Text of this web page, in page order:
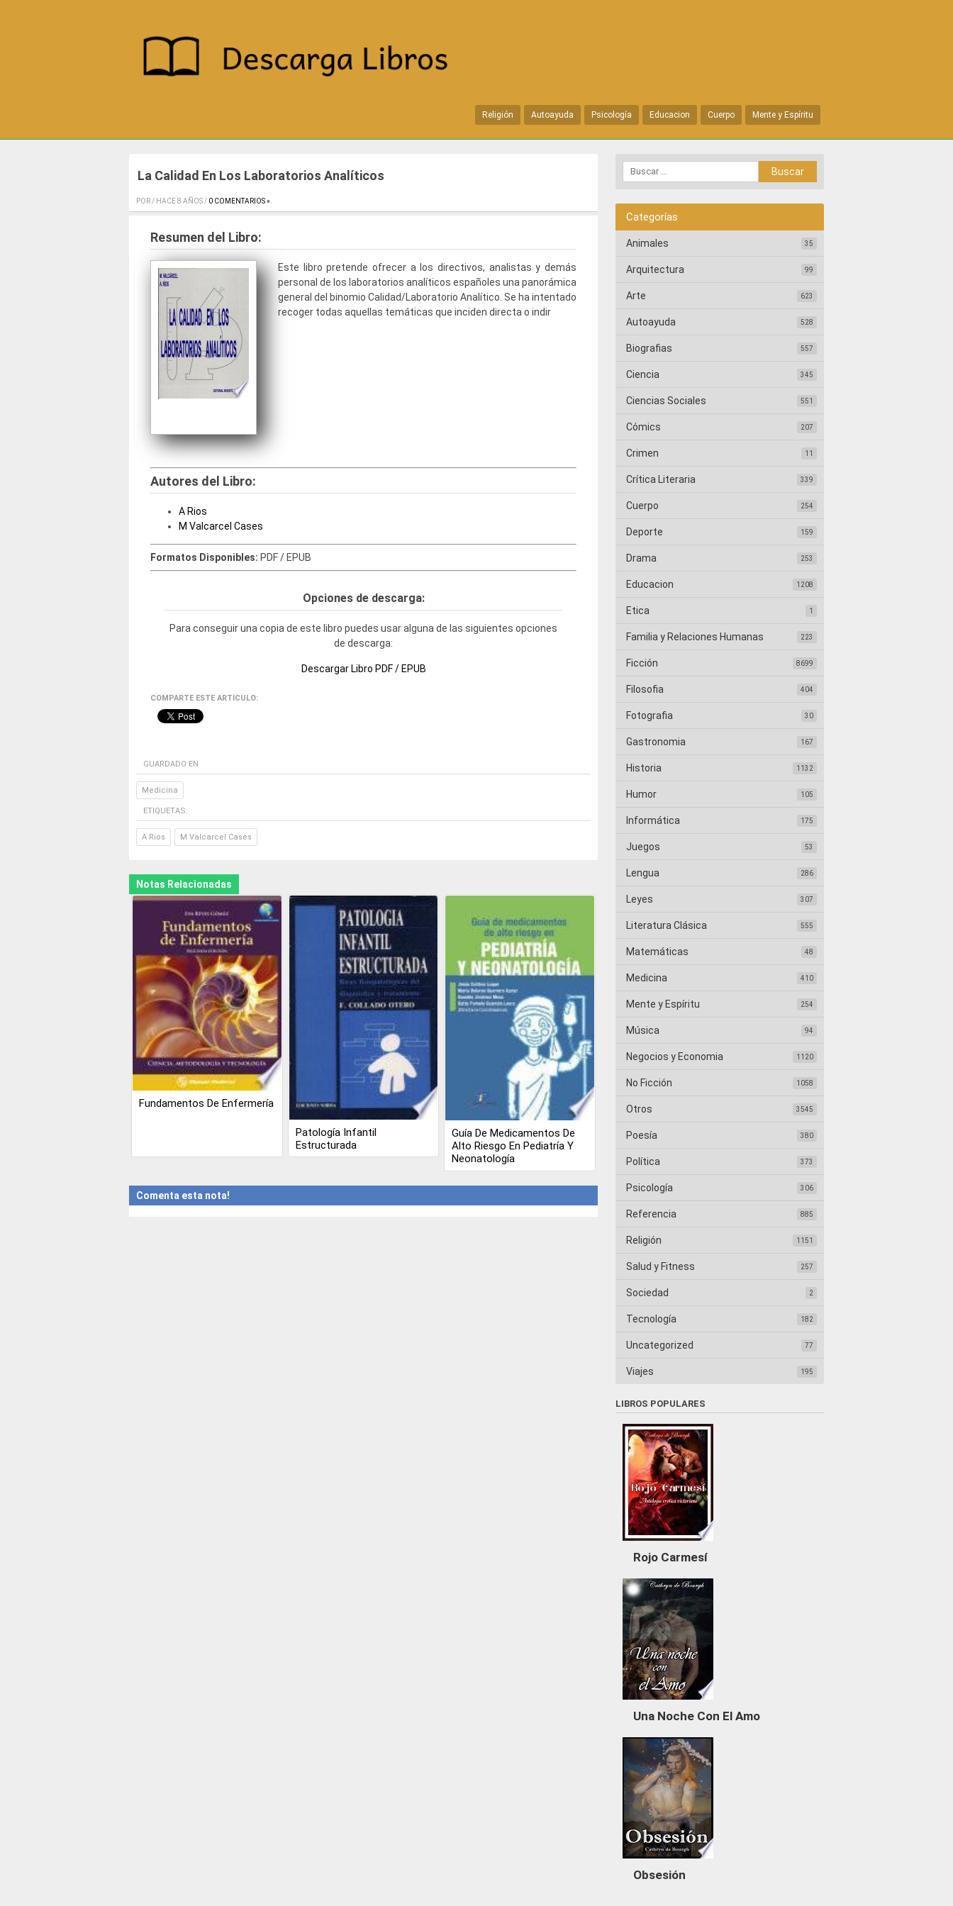
Religión Autoayuda Psicología Educacion Cuerpo Mente y Espíritu
La Calidad En Los Laboratorios Analíticos
POR / HACE 8 AÑOS / 0 COMENTARIOS »
Resumen del Libro:
Este libro pretende ofrecer a los directivos, analistas y demás
personal de los laboratorios analíticos españoles una panorámica
general del binomio Calidad/Laboratorio Analítico. Se ha intentado
recoger todas aquellas temáticas que inciden directa o indir
Autores del Libro:
A Rios
M Valcarcel Cases
Formatos Disponibles: PDF / EPUB
Opciones de descarga:
Para conseguir una copia de este libro puedes usar alguna de las siguientes opciones
de descarga:
Descargar Libro PDF / EPUB
COMPARTE ESTE ARTICULO:
GUARDADO EN
Medicina
ETIQUETAS:
A Rios M Valcarcel Cases
Notas Relacionadas
Fundamentos De Enfermería
Patología Infantil
Estructurada
Guía De Medicamentos De
Alto Riesgo En Pediatría Y
Neonatología
Comenta esta nota!
Categorías
Animales 35
Arquitectura 99
Arte 623
Autoayuda 528
Biografias 557
Ciencia 345
Ciencias Sociales 551
Cómics 207
Crimen 11
Crítica Literaria 339
Cuerpo 254
Deporte 159
Drama 253
Educacion 1208
Etica 1
Familia y Relaciones Humanas 223
Ficción 8699
Filosofia 404
Fotografia 30
Gastronomia 167
Historia 1132
Humor 105
Informática 175
Juegos 53
Lengua 286
Leyes 307
Literatura Clásica 555
Matemáticas 48
Medicina 410
Mente y Espíritu 254
Música 94
Negocios y Economia 1120
No Ficción 1058
Otros 3545
Poesía 380
Política 373
Psicología 306
Referencia 885
Religión 1151
Salud y Fitness 257
Sociedad 2
Tecnología 182
Uncategorized 77
Viajes 195
LIBROS POPULARES
Rojo Carmesí
Una Noche Con El Amo
Obsesión